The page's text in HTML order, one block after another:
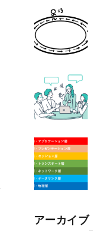
アーカイブ